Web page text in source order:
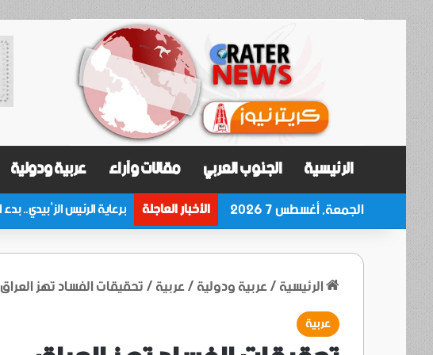
الرئيسية الجنوب العربي مقالات وآراء عربية ودولية
الجمعة, أغسطس 7 2026 الأخبار العاجلة
الرئيسية/عربية ودولية/عربية/تحقيقات الفساد تهز العراق
عربية